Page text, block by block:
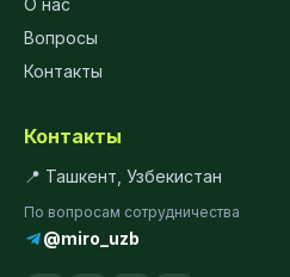
Вопросы
Контакты
Контакты
📍 Ташкент, Узбекистан
По вопросам сотрудничества
@miro_uzb